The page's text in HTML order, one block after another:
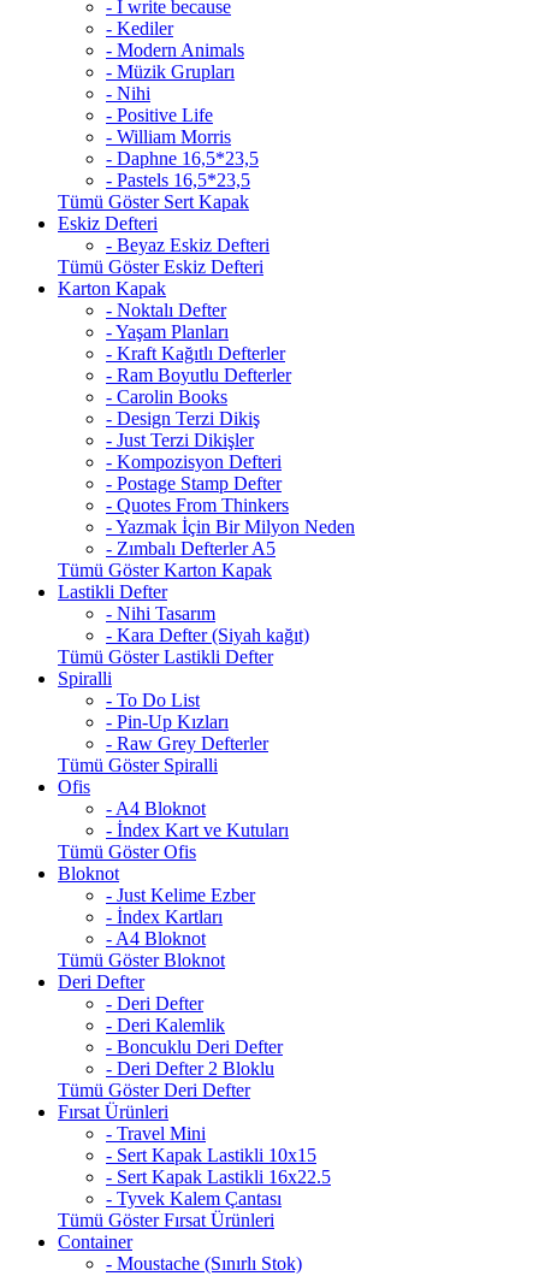
- I write because
- Kediler
- Modern Animals
- Müzik Grupları
- Nihi
- Positive Life
- William Morris
- Daphne 16,5*23,5
- Pastels 16,5*23,5
Tümü Göster Sert Kapak
Eskiz Defteri
- Beyaz Eskiz Defteri
Tümü Göster Eskiz Defteri
Karton Kapak
- Noktalı Defter
- Yaşam Planları
- Kraft Kağıtlı Defterler
- Ram Boyutlu Defterler
- Carolin Books
- Design Terzi Dikiş
- Just Terzi Dikişler
- Kompozisyon Defteri
- Postage Stamp Defter
- Quotes From Thinkers
- Yazmak İçin Bir Milyon Neden
- Zımbalı Defterler A5
Tümü Göster Karton Kapak
Lastikli Defter
- Nihi Tasarım
- Kara Defter (Siyah kağıt)
Tümü Göster Lastikli Defter
Spiralli
- To Do List
- Pin-Up Kızları
- Raw Grey Defterler
Tümü Göster Spiralli
Ofis
- A4 Bloknot
- İndex Kart ve Kutuları
Tümü Göster Ofis
Bloknot
- Just Kelime Ezber
- İndex Kartları
- A4 Bloknot
Tümü Göster Bloknot
Deri Defter
- Deri Defter
- Deri Kalemlik
- Boncuklu Deri Defter
- Deri Defter 2 Bloklu
Tümü Göster Deri Defter
Fırsat Ürünleri
- Travel Mini
- Sert Kapak Lastikli 10x15
- Sert Kapak Lastikli 16x22.5
- Tyvek Kalem Çantası
Tümü Göster Fırsat Ürünleri
Container
- Moustache (Sınırlı Stok)